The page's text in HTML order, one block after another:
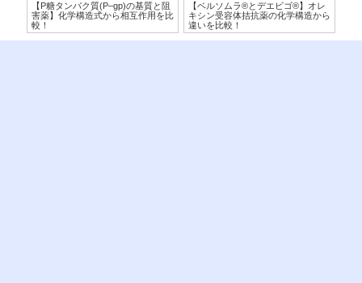
【P糖タンパク質(P–gp)の基質と阻
害薬】化学構造式から相互作用を比
較！
【ベルソムラ®︎とデエビゴ®︎】オレ
キシン受容体拮抗薬の化学構造から
違いを比較！